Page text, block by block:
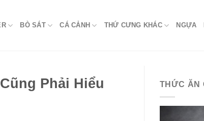
BÒ SÁT CÁ CẢNH THỨ CƯNG KHÁC NGỰA
Phải Hiểu THỨC ĂN